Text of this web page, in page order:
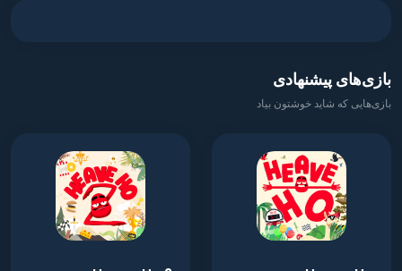
بازی‌های پیشنهادی
بازی‌هایی که شاید خوشتون بیاد